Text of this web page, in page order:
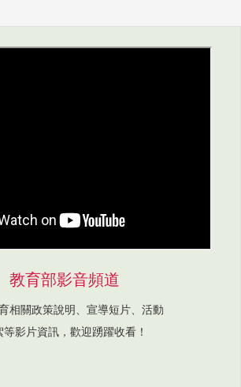
教育部影音頻道
相關政策說明、宣導短片、活動
等影片資訊，歡迎踴躍收看！